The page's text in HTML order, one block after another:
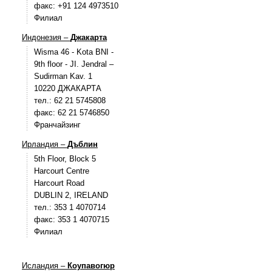
факс: +91 124 4973510
Филиал
Индонезия – Джакарта
Wisma 46 - Kota BNI -
9th floor - JI. Jendral –
Sudirman Kav. 1
10220 ДЖАКАРТА
тел.: 62 21 5745808
факс: 62 21 5746850
Франчайзинг
Ирландия – Дъблин
5th Floor, Block 5
Harcourt Centre
Harcourt Road
DUBLIN 2, IRELAND
тел.: 353 1 4070714
факс: 353 1 4070715
Филиал
Исландия – Коупавогюр